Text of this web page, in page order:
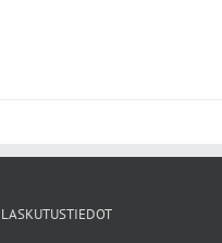
LASKUTUSTIEDOT